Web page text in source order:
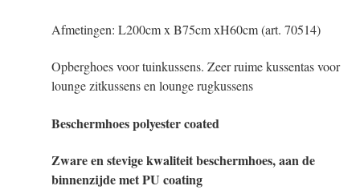
Afmetingen: L200cm x B75cm xH60cm (art. 70514)
Opberghoes voor tuinkussens. Zeer ruime kussentas voor
lounge zitkussens en lounge rugkussens
Beschermhoes polyester coated
Zware en stevige kwaliteit beschermhoes, aan de
binnenzijde met PU coating